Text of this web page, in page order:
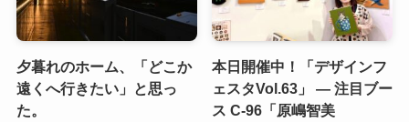
夕暮れのホーム、「どこか
遠くへ行きたい」と思っ
た。
本日開催中！「デザインフ
ェスタVol.63」 — 注目ブー
ス C-96「原嶋智美